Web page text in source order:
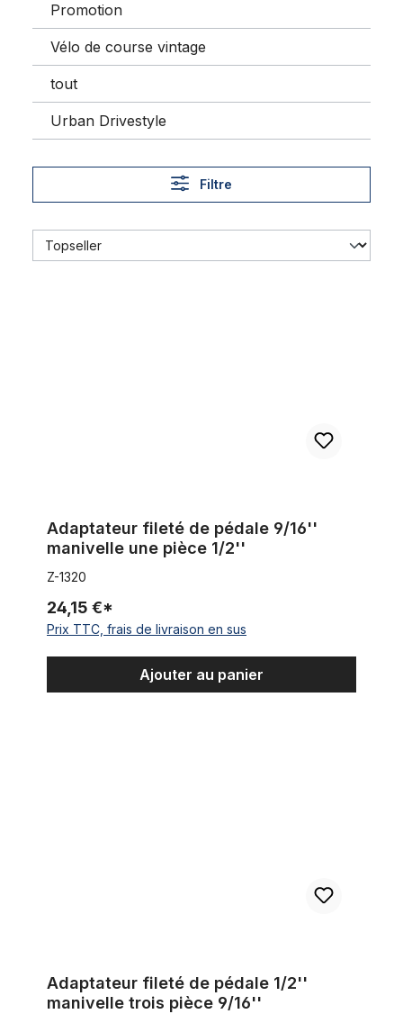
Promotion
Vélo de course vintage
tout
Urban Drivestyle
Filtre
Adaptateur fileté de pédale 9/16''
manivelle une pièce 1/2''
Z-1320
24,15 €*
Prix TTC, frais de livraison en sus
Ajouter au panier
Adaptateur fileté de pédale 1/2''
manivelle trois pièce 9/16''